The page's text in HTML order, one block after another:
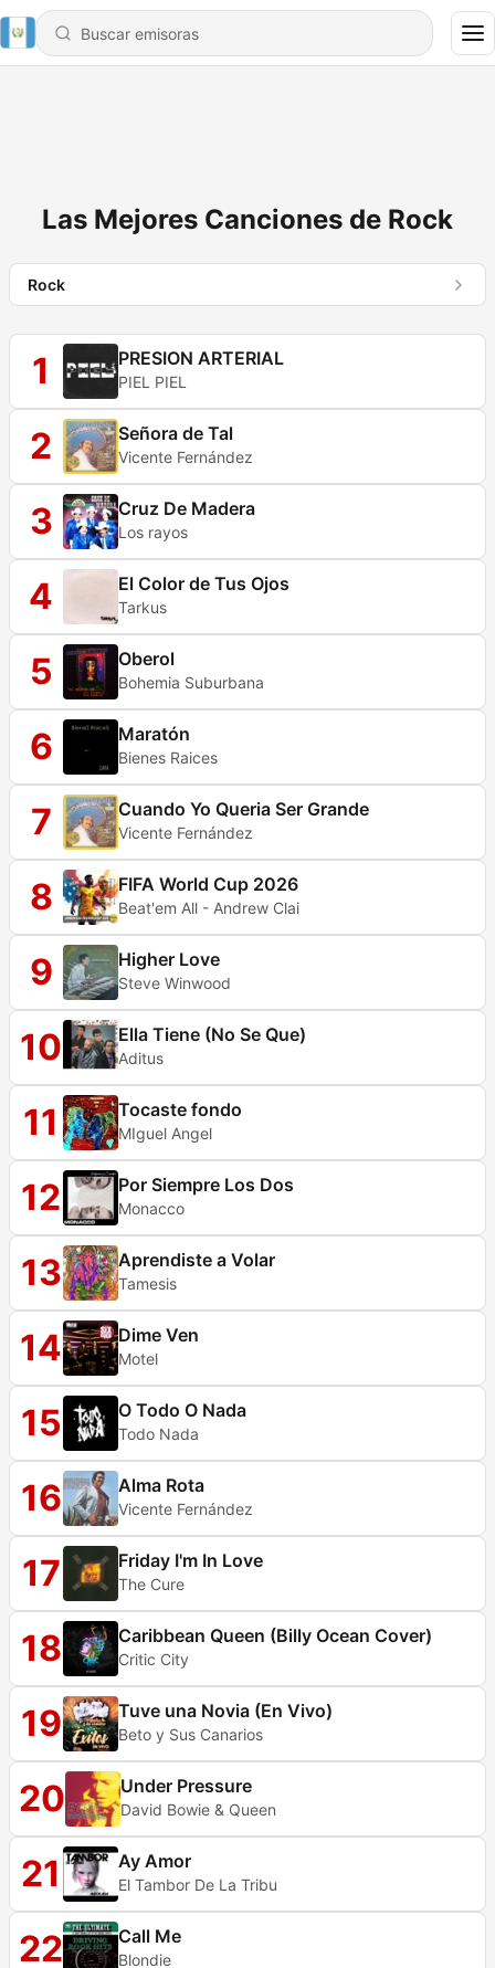
Las Mejores Canciones de Rock
Rock
1 PRESION ARTERIAL
PIEL PIEL
2 Señora de Tal
Vicente Fernández
3 Cruz De Madera
Los rayos
4 El Color de Tus Ojos
Tarkus
5 Oberol
Bohemia Suburbana
6 Maratón
Bienes Raices
7 Cuando Yo Queria Ser Grande
Vicente Fernández
8 FIFA World Cup 2026
Beat'em All - Andrew Clai
9 Higher Love
Steve Winwood
10 Ella Tiene (No Se Que)
Aditus
11 Tocaste fondo
MIguel Angel
12 Por Siempre Los Dos
Monacco
13 Aprendiste a Volar
Tamesis
14 Dime Ven
Motel
15 O Todo O Nada
Todo Nada
16 Alma Rota
Vicente Fernández
17 Friday I'm In Love
The Cure
18 Caribbean Queen (Billy Ocean Cover)
Critic City
19 Tuve una Novia (En Vivo)
Beto y Sus Canarios
20 Under Pressure
David Bowie & Queen
21 Ay Amor
El Tambor De La Tribu
22 Call Me
Blondie